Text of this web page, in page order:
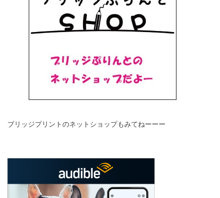
ブリッジプリントのネットショップもみてねーーー